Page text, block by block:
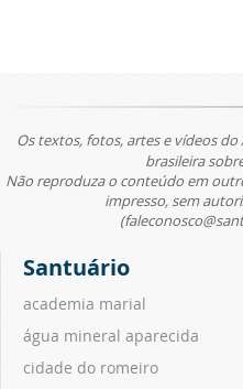
Os textos, fotos, artes e vídeos
brasileira
Não reproduza o conteúdo em
impresso, sem
Santuário
academia marial
água mineral aparecida
cidade do romeiro